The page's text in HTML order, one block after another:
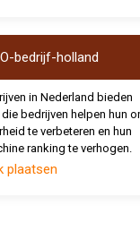
bedrijf-holland
in Nederland bieden
bedrijven helpen hun
te verbeteren en hun
ranking te verhogen.
plaatsen